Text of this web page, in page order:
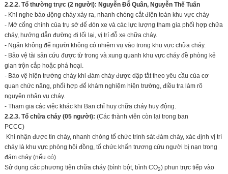
2.2.2. Tổ thường trực (2 người): Nguyễn Đỗ Quân, Nguyễn Thế Tuấn
- Khi nghe báo động cháy xảy ra, nhanh chóng cắt điện toàn khu vực cháy
- Mở cổng chính của trụ sở để đón xe và các lực lượng tham gia phối hợp chữa
cháy, hướng dẫn đường đi lối lại, vị trí đỗ xe chữa cháy.
- Ngăn không để người không có nhiệm vụ vào trong khu vực chữa cháy.
- Bảo vệ tài sản cứu được từ trong và xung quanh khu vực cháy đề phòng kẻ
gian trộn cắp hoặc phá hoại.
- Bảo vệ hiện trường cháy khi đám cháy được dập tắt theo yêu cầu của cơ
quan chức năng, phối hợp để khám nghiệm hiện trường, điều tra làm rõ
nguyên nhân vụ cháy.
- Tham gia các việc khác khi Ban chỉ huy chữa cháy huy động.
2.2.3. Tổ chữa cháy (05 người): (Các thành viên còn lại trong ban
PCCC)
Khi nhận được tin cháy, nhanh chóng tổ chức trinh sát đám cháy, xác định vị trí
cháy là khu vực phòng hội đồng, tổ chức khẩn trương cứu người bị nạn trong
đám cháy (nếu có).
Sử dụng các phương tiện chữa cháy (bình bột, bình CO2) phun trực tiếp vào